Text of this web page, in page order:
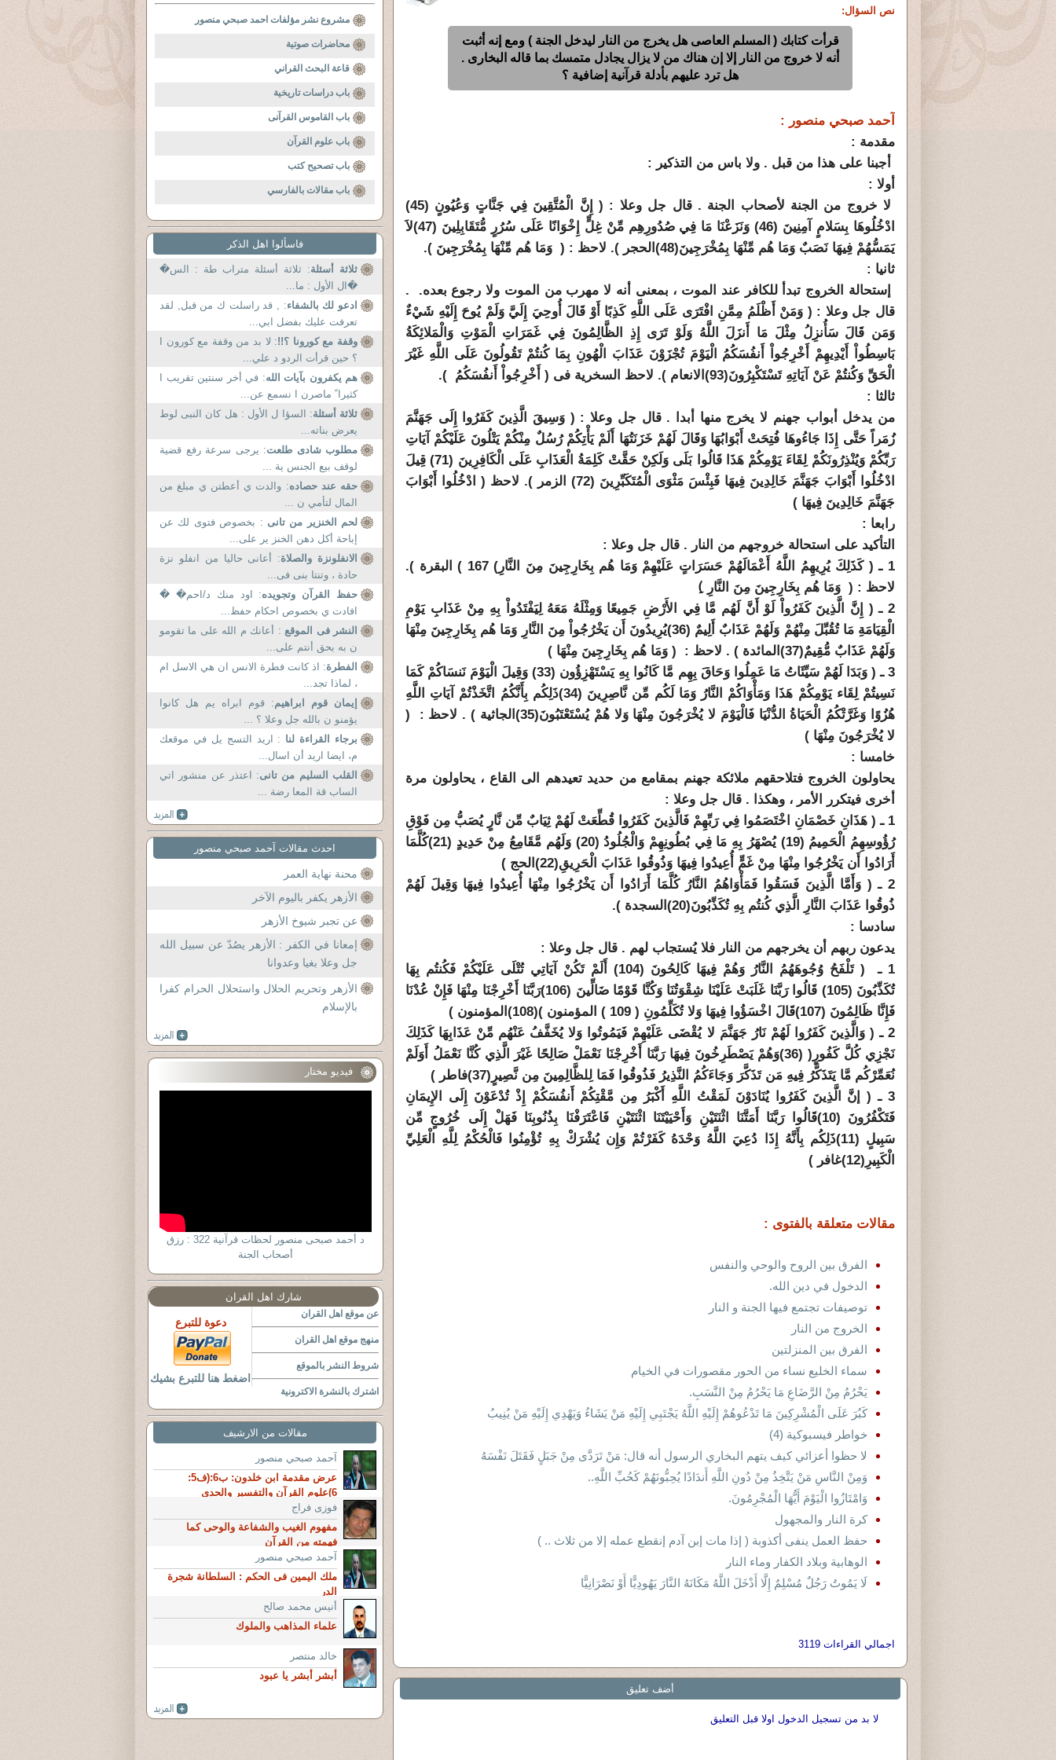
نص السؤال:
قرأت كتابك ( المسلم العاصى هل يخرج من النار ليدخل الجنة ) ومع إنه أثبت
أنه لا خروج من النار إلا إن هناك من لا يزال يجادل متمسك بما قاله البخارى .
هل ترد عليهم بأدلة قرآنية إضافية ؟
آحمد صبحي منصور :
مقدمة :
أجبنا على هذا من قبل . ولا باس من التذكير :
أولا :
لا خروج من الجنة لأصحاب الجنة . قال جل وعلا : ( إِنَّ الْمُتَّقِينَ فِي جَنَّاتٍ وَعُيُونٍ (45)
ادْخُلُوهَا بِسَلامٍ آمِنِينَ (46) وَنَزَعْنَا مَا فِي صُدُورِهِم مِّنْ غِلٍّ إِخْوَانًا عَلَى سُرُرٍ مُّتَقَابِلِينَ
(47)لاَ
يَمَسُّهُمْ فِيهَا نَصَبٌ وَمَا هُم مِّنْهَا بِمُخْرَجِينَ(48) الحجر ). لاحظ : ( وَمَا هُم مِّنْهَا بِمُخْرَجِينَ ).
ثانيا :
إستحالة الخروج تبدأ للكافر عند الموت ، بمعنى أنه لا مهرب من الموت ولا رجوع بعده. .
قال جل وعلا : ( وَمَنْ أَظْلَمُ مِمَّنِ افْتَرَى عَلَى اللَّهِ كَذِبًا أَوْ قَالَ أُوحِيَ إِلَيَّ وَلَمْ يُوحَ إِلَيْهِ شَيْءٌ
وَمَن قَالَ سَأُنزِلُ مِثْلَ مَا أَنزَلَ اللَّهُ وَلَوْ تَرَى إِذِ الظَّالِمُونَ فِي غَمَرَاتِ الْمَوْتِ وَالْمَلائِكَةُ
بَاسِطُواْ أَيْدِيهِمْ أَخْرِجُواْ أَنفُسَكُمُ الْيَوْمَ تُجْزَوْنَ عَذَابَ الْهُونِ بِمَا كُنتُمْ تَقُولُونَ عَلَى اللَّهِ غَيْرَ
الْحَقِّ وَكُنتُمْ عَنْ آيَاتِهِ تَسْتَكْبِرُونَ(93) الانعام ). لاحظ السخرية فى ( أَخْرِجُواْ أَنفُسَكُمُ ).
ثالثا :
من يدخل أبواب جهنم لا يخرج منها أبدا . قال جل وعلا : ( وَسِيقَ الَّذِينَ كَفَرُوا إِلَى جَهَنَّمَ
زُمَراً حَتَّى إِذَا جَاءُوهَا فُتِحَتْ أَبْوَابُهَا وَقَالَ لَهُمْ خَزَنَتُهَا أَلَمْ يَأْتِكُمْ رُسُلٌ مِنْكُمْ يَتْلُونَ عَلَيْكُمْ آيَاتِ
رَبِّكُمْ وَيُنْذِرُونَكُمْ لِقَاءَ يَوْمِكُمْ هَذَا قَالُوا بَلَى وَلَكِنْ حَقَّتْ كَلِمَةُ الْعَذَابِ عَلَى الْكَافِرِينَ (71) قِيلَ
ادْخُلُوا أَبْوَابَ جَهَنَّمَ خَالِدِينَ فِيهَا فَبِئْسَ مَثْوَى الْمُتَكَبِّرِينَ (72) الزمر ). لاحظ ( ادْخُلُوا أَبْوَابَ
جَهَنَّمَ خَالِدِينَ فِيهَا )
رابعا :
التأكيد على استحالة خروجهم من النار . قال جل وعلا :
1 ـ ( كَذَلِكَ يُرِيهِمُ اللَّهُ أَعْمَالَهُمْ حَسَرَاتٍ عَلَيْهِمْ وَمَا هُم بِخَارِجِينَ مِنَ النَّارِ
) 167 ) البقرة ).
لاحظ : ( وَمَا هُم بِخَارِجِينَ مِنَ النَّارِ )ِ
2 ـ ( إِنَّ الَّذِينَ كَفَرُواْ لَوْ أَنَّ لَهُم مَّا فِي الأَرْضِ جَمِيعًا وَمِثْلَهُ مَعَهُ لِيَفْتَدُواْ بِهِ مِنْ عَذَابِ يَوْمِ
الْقِيَامَةِ مَا تُقُبِّلَ مِنْهُمْ وَلَهُمْ عَذَابٌ أَلِيمٌ (36)يُرِيدُونَ أَن يَخْرُجُواْ مِنَ النَّارِ وَمَا هُم بِخَارِجِينَ مِنْهَا
وَلَهُمْ عَذَابٌ مُّقِيمٌ(37) المائدة ) . لاحظ : ( وَمَا هُم بِخَارِجِينَ مِنْهَا )
3 ـ ( وَبَدَا لَهُمْ سَيِّئَاتُ مَا عَمِلُوا وَحَاقَ بِهِم مَّا كَانُوا بِهِ يَسْتَهْزِؤُون (33) وَقِيلَ الْيَوْمَ نَنسَاكُمْ كَمَا
نَسِيتُمْ لِقَاء يَوْمِكُمْ هَذَا وَمَأْوَاكُمْ النَّارُ وَمَا لَكُم مِّن نَّاصِرِينَ (34)ذَلِكُم بِأَنَّكُمُ اتَّخَذْتُمْ آيَاتِ اللَّهِ
هُزُوًا وَغَرَّتْكُمُ الْحَيَاةُ الدُّنْيَا فَالْيَوْمَ لا يُخْرَجُونَ مِنْهَا وَلا هُمْ يُسْتَعْتَبُونَ(35) الجاثية ) . لاحظ : (
لا يُخْرَجُونَ مِنْهَا )
خامسا :
يحاولون الخروج فتلاحقهم ملائكة جهنم بمقامع من حديد تعيدهم الى القاع ، يحاولون مرة
أخرى فيتكرر الأمر ، وهكذا . قال جل وعلا :
1 ـ ( هَذَانِ خَصْمَانِ اخْتَصَمُوا فِي رَبِّهِمْ فَالَّذِينَ كَفَرُوا قُطِّعَتْ لَهُمْ ثِيَابٌ مِّن نَّارٍ يُصَبُّ مِن فَوْقِ
رُؤُوسِهِمُ الْحَمِيمُ (19) يُصْهَرُ بِهِ مَا فِي بُطُونِهِمْ وَالْجُلُودُ (20) وَلَهُم مَّقَامِعُ مِنْ حَدِيدٍ
(21)كُلَّمَا
أَرَادُوا أَن يَخْرُجُوا مِنْهَا مِنْ غَمٍّ أُعِيدُوا فِيهَا وَذُوقُوا عَذَابَ الْحَرِيقِ(22) الحج )
2 ـ ( وَأَمَّا الَّذِينَ فَسَقُوا فَمَأْوَاهُمُ النَّارُ كُلَّمَا أَرَادُوا أَن يَخْرُجُوا مِنْهَا أُعِيدُوا فِيهَا وَقِيلَ لَهُمْ
ذُوقُوا عَذَابَ النَّارِ الَّذِي كُنتُم بِهِ تُكَذِّبُونَ(20) السجدة ).
سادسا :
يدعون ربهم أن يخرجهم من النار فلا يُستجاب لهم . قال جل وعلا :
1 ـ
( تَلْفَحُ وُجُوهَهُمُ النَّارُ وَهُمْ فِيهَا كَالِحُونَ (104) أَلَمْ تَكُنْ آيَاتِي تُتْلَى عَلَيْكُمْ فَكُنتُم بِهَا
تُكَذِّبُونَ (105) قَالُوا رَبَّنَا غَلَبَتْ عَلَيْنَا شِقْوَتُنَا وَكُنَّا قَوْمًا ضَالِّينَ
(106)رَبَّنَا أَخْرِجْنَا مِنْهَا فَإِنْ عُدْنَا
فَإِنَّا ظَالِمُونَ (107)قَالَ اخْسَؤُوا فِيهَا وَلا تُكَلِّمُونِ ( 109 ) المؤمنون ) (108) المؤمنون )
2 ـ ( وَالَّذِينَ كَفَرُوا لَهُمْ نَارُ جَهَنَّمَ لا يُقْضَى عَلَيْهِمْ فَيَمُوتُوا وَلا يُخَفَّفُ عَنْهُم مِّنْ عَذَابِهَا كَذَلِكَ
نَجْزِي كُلَّ كَفُورٍ (
(36)وَهُمْ يَصْطَرِخُونَ فِيهَا رَبَّنَا أَخْرِجْنَا نَعْمَلْ صَالِحًا غَيْرَ الَّذِي كُنَّا نَعْمَلُ أَوَلَمْ
نُعَمِّرْكُم مَّا يَتَذَكَّرُ فِيهِ مَن تَذَكَّرَ وَجَاءَكُمُ النَّذِيرُ فَذُوقُوا فَمَا لِلظَّالِمِينَ مِن نَّصِيرٍ (37)فاطر )
3 ـ ( إنَّ الَّذِينَ كَفَرُوا يُنَادَوْنَ لَمَقْتُ اللَّهِ أَكْبَرُ مِن مَّقْتِكُمْ أَنفُسَكُمْ إِذْ تُدْعَوْنَ إِلَى الإِيمَانِ
فَتَكْفُرُونَ (10)قَالُوا رَبَّنَا أَمَتَّنَا اثْنَتَيْنِ وَأَحْيَيْتَنَا اثْنَتَيْنِ فَاعْتَرَفْنَا بِذُنُوبِنَا فَهَلْ إِلَى خُرُوجٍ مِّن
سَبِيلٍ (11)ذَلِكُم بِأَنَّهُ إِذَا دُعِيَ اللَّهُ وَحْدَهُ كَفَرْتُمْ وَإِن يُشْرَكْ بِهِ تُؤْمِنُوا فَالْحُكْمُ لِلَّهِ الْعَلِيِّ
الْكَبِيرِ (12)غافر )
مقالات متعلقة بالفتوى :
الفرق بين الروح والوحي والنفس
الدخول في دين الله.
توصيفات تجتمع فيها الجنة و النار
الخروج من النار
الفرق بين المنزلتين
سماء الخليع نساء من الحور مقصورات في الخيام
يَحْرُمُ مِنْ الرَّضَاعِ مَا يَحْرُمُ مِنْ النَّسَبِ.
كَبُرَ عَلَى الْمُشْرِكِينَ مَا تَدْعُوهُمْ إِلَيْهِ اللَّهُ يَجْتَبِي إِلَيْهِ مَنْ يَشَاءُ وَيَهْدِي إِلَيْهِ مَنْ يُنِيبُ
خواطر فيسبوكية (4)
لا حظوا أعزائي كيف يتهم البخاري الرسول أنه قال: مَنْ تَرَدَّى مِنْ جَبَلٍ فَقَتَلَ نَفْسَهُ
وَمِنْ النَّاسِ مَنْ يَتَّخِذُ مِنْ دُونِ اللَّهِ أَندَادًا يُحِبُّونَهُمْ كَحُبِّ اللَّهِ..
وَامْتَازُوا الْيَوْمَ أَيُّهَا الْمُجْرِمُونَ.
كرة النار والمجهول
حفظ العمل ينفى أكذوبة ( إذا مات إبن آدم إنقطع عمله إلا من ثلاث .. )
الوهابية وبلاد الكفار وماء النار
لَا يَمُوتُ رَجُلٌ مُسْلِمٌ إِلَّا أَدْخَلَ اللَّهُ مَكَانَهُ النَّارَ يَهُودِيًّا أَوْ نَصْرَانِيًّا
اجمالي القراءات 3119
أضف تعليق
لا بد من تسجيل الدخول اولا قبل التعليق
مشروع نشر مؤلفات احمد صبحي منصور
محاضرات صوتية
قاعة البحث القراني
باب دراسات تاريخية
باب القاموس القرآنى
باب علوم القرآن
باب تصحيح كتب
باب مقالات بالفارسي
فاسألوا اهل الذكر
ثلاثة أسئلة: ثلاثة أسئلة متراب طة : الس�
�ال الأول : ما...
ادعو لك بالشفاء: , قد راسلت ك من قبل, لقد
تعرفت عليك بفضل ابي...
وقفة مع كورونا ؟!!: لا بد من وقفة مع كورون ا
؟ حين قرأت الردو د علي...
هم يكفرون بآيات الله: في أخر سنتين تقريب ا
كثيرا ً ماصرن ا نسمع عن...
ثلاثة أسئلة: السؤا ل الأول : هل كان النبى لوط
يعرض بناته...
مطلوب شادى طلعت: يرجى سرعة رفع قضية
لوقف بيع الجنس ية ...
حقه عند حصاده: والدت ي أعطتن ي مبلغ من
المال لتأمي ن ...
لحم الخنزير من تانى : بخصوص فتوى لك عن
إباحة أكل دهن الخنز ير على...
الانفلونزة والصلاة: أعانى حاليا من انفلو نزة
حادة ، وتنتا بنى فى...
حفظ القرآن وتجويده: اود منك د/احم� �
افادت ي بخصوص احكام حفظ...
النشر فى الموقع : أعانك م الله على ما تقومو
ن به بحق أنتم على...
الفطرة: اذ كانت فطرة الانس ان هي الاسل ام
، لماذا تجد...
إيمان قوم ابراهيم: قوم ابراه يم هل كانوا
يؤمنو ن بالله جل وعلا ؟ ...
برجاء القراءة لنا : اريد التسج يل في موقعك
م، ايضا اريد أن اسال...
القلب السليم من تانى: اعتذر عن منشور اتي
الساب قة المعا رضة ...
احدث مقالات آحمد صبحي منصور
محنة نهاية العمر
الأزهر يكفر باليوم الآخر
عن تجبر شيوخ الأزهر
إمعانا في الكفر : الأزهر يصُدّ عن سبيل الله
جل وعلا بغيا وعدوانا
الأزهر وتحريم الحلال واستحلال الحرام كفرا
بالإسلام
فيديو مختار
د أحمد صبحى منصور لحظات قرآنية 322 : رزق
أصحاب الجنة
شارك اهل القران
عن موقع اهل القران
منهج موقع اهل القران
شروط النشر بالموقع
اشترك بالنشرة الاكترونية
دعوة للتبرع
اضغط هنا للتبرع بشيك
مقالات من الارشيف
آحمد صبحي منصور
عرض مقدمة ابن خلدون: ب6:(ف5:
6)علوم القرآن والتفسير والحدي
فوزى فراج
مفهوم الغيب والشفاعة والوحى كما
فهمته من القرآن
آحمد صبحي منصور
ملك اليمين فى الحكم : السلطانة شجرة
الدر
أنيس محمد صالح
علماء المذاهب والملوك
خالد منتصر
أبشر أبشر يا عبود